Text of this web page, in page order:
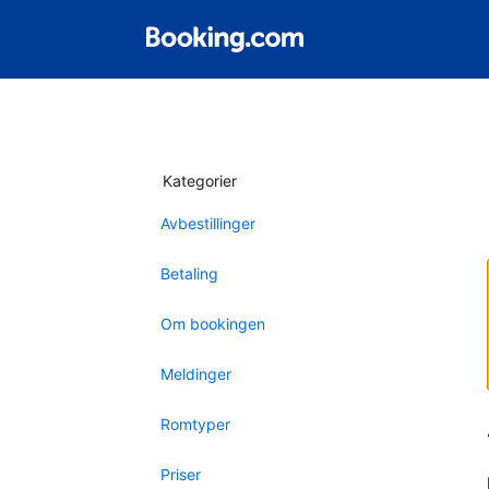
Kategorier
Avbestillinger
Betaling
Om bookingen
Meldinger
Romtyper
Priser